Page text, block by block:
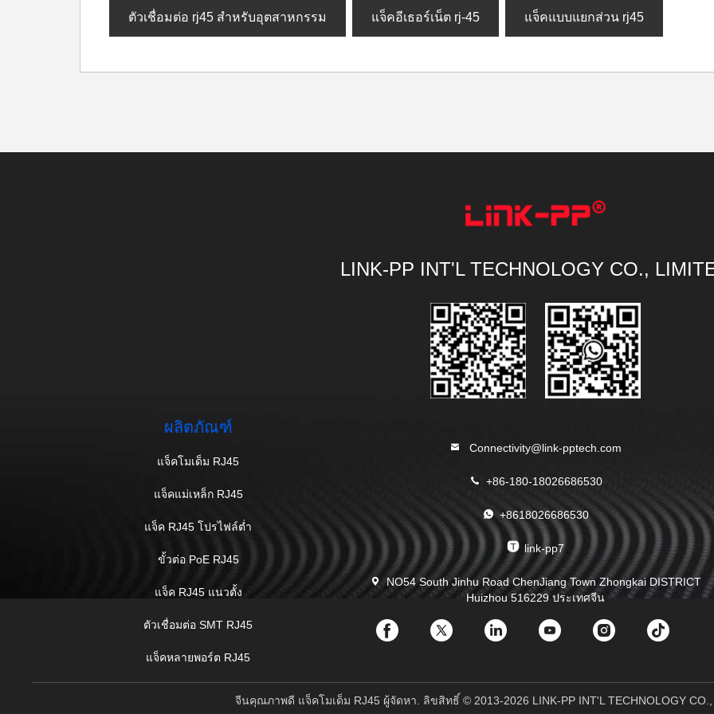
ตัวเชื่อมต่อ rj45 สำหรับอุตสาหกรรม แจ็คอีเธอร์เน็ต rj-45 แจ็คแบบแยกส่วน rj45
LINK-PP INT'L TECHNOLOGY CO.,
ผลิตภัณฑ์
แจ็คโมเด็ม RJ45
แจ็คแม่เหล็ก RJ45
แจ็ค RJ45 โปรไฟล์ต่ำ
ขั้วต่อ PoE RJ45
แจ็ค RJ45 แนวตั้ง
ตัวเชื่อมต่อ SMT RJ45
แจ็คหลายพอร์ต RJ45
Connectivity@link-pptech.com
+86-180-18026686530
+8618026686530
link-pp7
NO54 South Jinhu Road ChenJiang Town Zhongkai DISTRICT
Huizhou 516229 ประเทศจีน
จีนคุณภาพดี แจ็คโมเด็ม RJ45 ผู้จัดหา. ลิขสิทธิ์ © 2013-2026 LINK-PP INT'L TECHNOLOGY